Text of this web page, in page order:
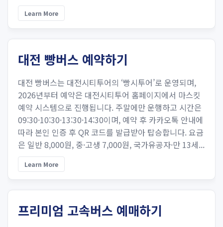
Learn More
대전 빵버스 예약하기
대전 빵버스는 대전시티투어의 ‘빵시투어’로 운영되며,
2026년부터 예약은 대전시티투어 홈페이지에서 마스킷
예약 시스템으로 진행됩니다. 주말에만 운행하고 시간은
09:30·10:30·13:30·14:30이며, 예약 후 카카오톡 안내에
따라 본인 인증 후 QR 코드를 발급받아 탑승합니다. 요금
은 일반 8,000원, 중·고생 7,000원, 국가유공자·만 13세...
Learn More
프리미엄 고속버스 예매하기